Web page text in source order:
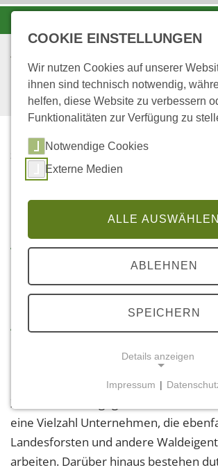
STARTSEITE
...
ARBEITSPLÄTZE IN DER
Arbeitsplätze in der
Forstwirtschaft
Arbeitsplätze in der
Forstwirtschaft in
Zu den unten angegebenen Zahlen
eine Vielzahl Unternehmen, die
Landesforsten und andere
arbeiten. Darüber hinaus bestehen
COOKIE EINSTELLUNGEN
Wir nutzen Cookies auf unserer
ihnen sind technisch notwendig,
helfen, diese Website zu verbessern
Funktionalitäten zur Verfügung zu
Notwendige Cookies
Externe Medien
ALLE AUSWÄHLEN
ABLEHNEN
SPEICHERN
Details anzeigen
Notwendige Cookies ermöglichen
Impressum |